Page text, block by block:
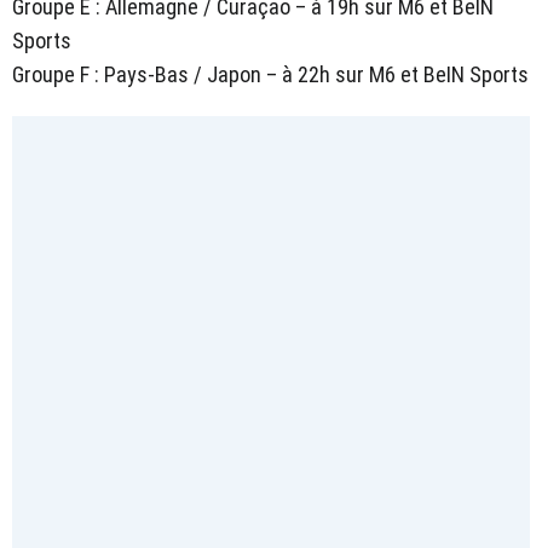
Groupe E : Allemagne / Curaçao – à 19h sur M6 et BeIN
Sports
Groupe F : Pays-Bas / Japon – à 22h sur M6 et BeIN Sports